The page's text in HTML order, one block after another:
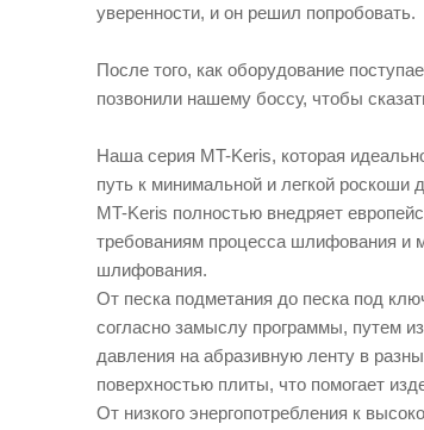
уверенности, и он решил попробовать.
После того, как оборудование
позвонили нашему боссу, чтобы
Наша серия MT-Keris, которая
путь к минимальной и легкой роскоши
MT-Keris полностью внедряет
требованиям процесса шлифования и
шлифования.
От песка подметания до песка под
согласно замыслу программы, путем
давления на абразивную ленту в
поверхностью плиты, что помогает
От низкого энергопотребления к